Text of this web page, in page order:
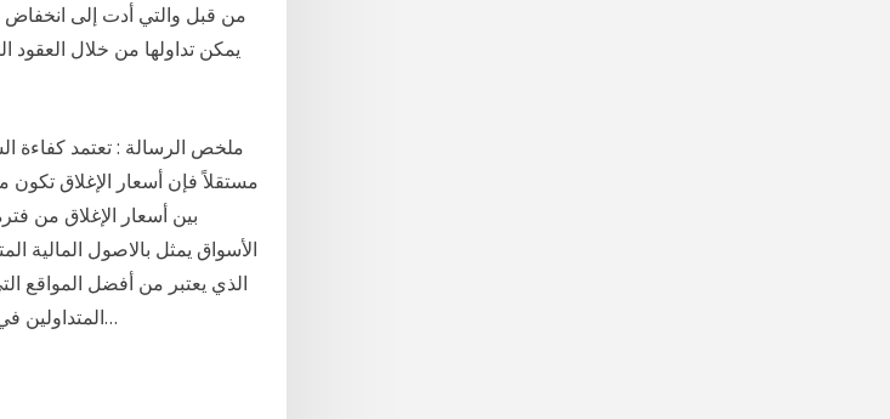
من قبل والتي أدت إلى انخفاض
يمكن تداولها من خلال العقود
ملخص الرسالة : تعتمد كفاءة
مستقلاً فإن أسعار الإغلاق
بين أسعار الإغلاق من
الأسواق يمثل بالاصول المالية
المتداولين في الأسواق المستقبلية. وتستطيع الحصول على حساب قد يصل الى 150 ألف…